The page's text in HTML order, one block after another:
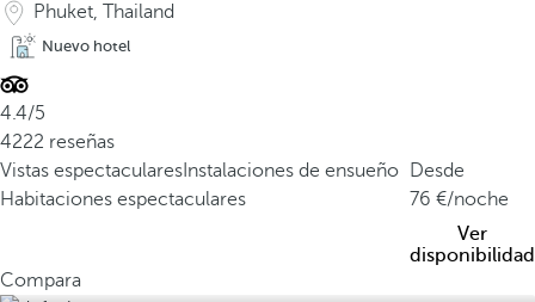
Phuket, Thailand
Nuevo hotel
4.4/5
4222 reseñas
Vistas espectaculares Instalaciones de ensueño
Habitaciones espectaculares
Desde
76
/noche
Ver
disponibilidad
Compara